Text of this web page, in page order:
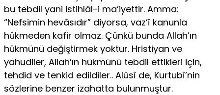
bu tebdil yani istihlâl-i ma’iyettir. Amma:
“Nefsimin hevâsıdır” diyorsa, vaz’î kanunla
hükme­den kafir olmaz. Çünkü bunda Allah’ın
hükmünü değiştirmek yoktur. Hristiyan ve
yahudiler, Allah’ın hükmünü tebdil ettikleri için,
tehdid ve tenkid edildiler.. Alûsî de, Kurtubî’nin
sözlerine benzer izahatta bulun­muştur.